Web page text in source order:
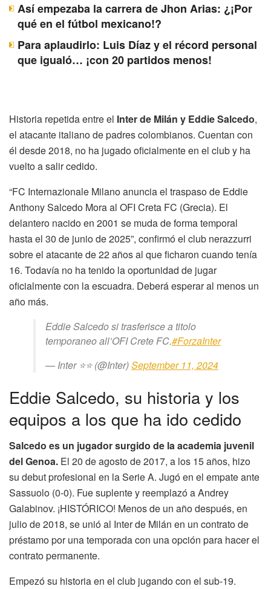
Así empezaba la carrera de Jhon Arias: ¿¡Por
qué en el fútbol mexicano!?
Para aplaudirlo: Luis Díaz y el récord personal
que igualó… ¡con 20 partidos menos!
Historia repetida entre el Inter de Milán y Eddie Salcedo,
el atacante italiano de padres colombianos. Cuentan con
él desde 2018, no ha jugado oficialmente en el club y ha
vuelto a salir cedido.
“FC Internazionale Milano anuncia el traspaso de Eddie
Anthony Salcedo Mora al OFI Creta FC (Grecia). El
delantero nacido en 2001 se muda de forma temporal
hasta el 30 de junio de 2025”, confirmó el club nerazzurri
sobre el atacante de 22 años al que ficharon cuando tenía
16. Todavía no ha tenido la oportunidad de jugar
oficialmente con la escuadra. Deberá esperar al menos un
año más.
Eddie Salcedo si trasferisce a titolo
temporaneo all’OFI Crete FC.#ForzaInter
— Inter ⭐⭐ (@Inter)September 11, 2024
Eddie Salcedo, su historia y los
equipos a los que ha ido cedido
Salcedo es un jugador surgido de la academia juvenil
del Genoa. El 20 de agosto de 2017, a los 15 años, hizo
su debut profesional en la Serie A. Jugó en el empate ante
Sassuolo (0-0). Fue suplente y reemplazó a Andrey
Galabinov. ¡HISTÓRICO! Menos de un año después, en
julio de 2018, se unió al Inter de Milán en un contrato de
préstamo por una temporada con una opción para hacer el
contrato permanente.
Empezó su historia en el club jugando con el sub-19.